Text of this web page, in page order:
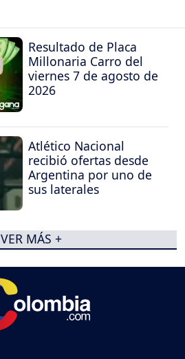
Resultado de Placa
Millonaria Carro del
viernes 7 de agosto de
2026
Atlético Nacional
recibió ofertas desde
Argentina por uno de
sus laterales
VER MÁS +